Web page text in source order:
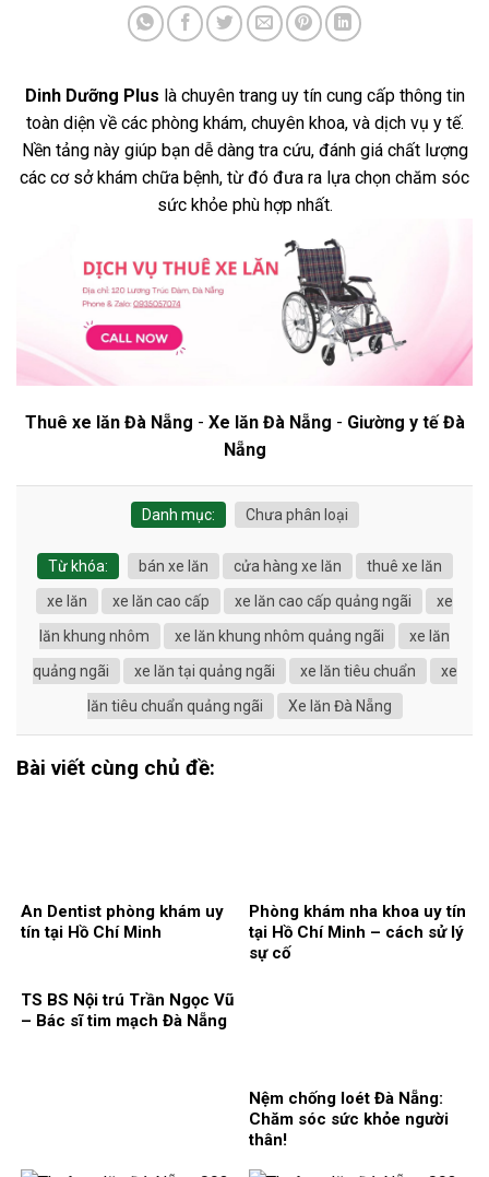
Dinh Dưỡng Plus là chuyên trang uy tín cung cấp thông tin
toàn diện về các phòng khám, chuyên khoa, và dịch vụ y tế.
Nền tảng này giúp bạn dễ dàng tra cứu, đánh giá chất lượng
các cơ sở khám chữa bệnh, từ đó đưa ra lựa chọn chăm sóc
sức khỏe phù hợp nhất.
Thuê xe lăn Đà Nẵng - Xe lăn Đà Nẵng - Giường y tế Đà
Nẵng
Danh mục: Chưa phân loại
Từ khóa: bán xe lăn cửa hàng xe lăn
thuê xe lăn
xe lăn
xe lăn cao cấp xe lăn cao cấp quảng ngãi
xe
lăn khung nhôm
xe lăn khung nhôm quảng ngãi
xe lăn
quảng ngãi
xe lăn tại quảng ngãi xe lăn tiêu chuẩn
xe
lăn tiêu chuẩn quảng ngãi
Xe lăn Đà Nẵng
Bài viết cùng chủ đề:
An Dentist phòng khám uy
tín tại Hồ Chí Minh
Phòng khám nha khoa uy tín
tại Hồ Chí Minh – cách sử lý
sự cố
TS BS Nội trú Trần Ngọc Vũ
– Bác sĩ tim mạch Đà Nẵng
Nệm chống loét Đà Nẵng:
Chăm sóc sức khỏe người
thân!